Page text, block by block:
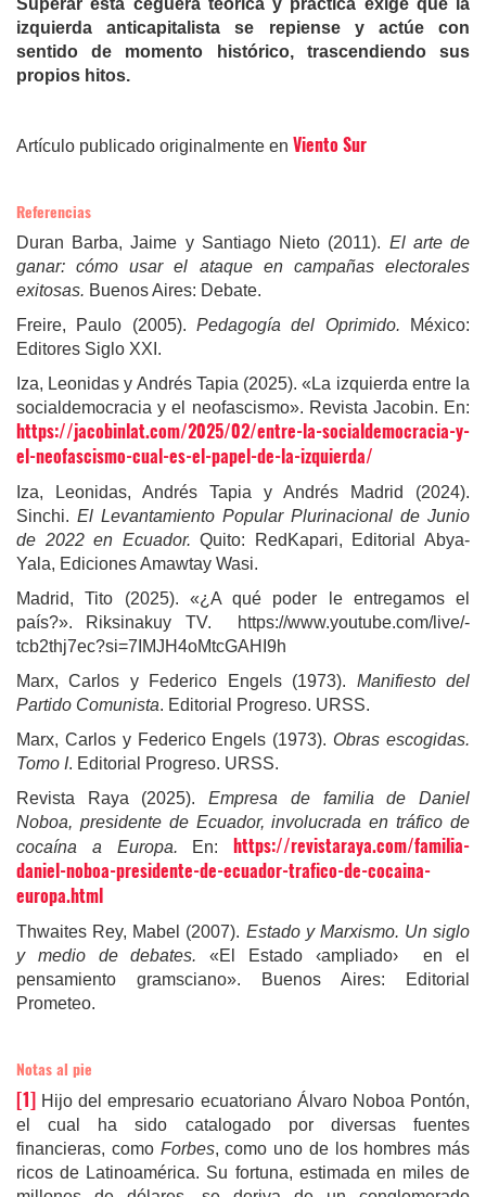
Superar esta ceguera teórica y práctica exige que la
izquierda anticapitalista se repiense y actúe con
sentido de momento histórico, trascendiendo sus
propios hitos.
Artículo publicado originalmente en Viento Sur
Referencias
Duran Barba, Jaime y Santiago Nieto (2011). El arte de
ganar: cómo usar el ataque en campañas electorales
exitosas. Buenos Aires: Debate.
Freire, Paulo (2005). Pedagogía del Oprimido.
México:
Editores Siglo XXI.
Iza, Leonidas y Andrés Tapia (2025). «La izquierda entre la
socialdemocracia y el neofascismo». Revista Jacobin. En:
https://jacobinlat.com/2025/02/entre-la-socialdemocracia-y-
el-neofascismo-cual-es-el-papel-de-la-izquierda/
Iza, Leonidas, Andrés Tapia y Andrés Madrid (2024).
Sinchi. El Levantamiento Popular Plurinacional de Junio
de 2022 en Ecuador. Quito: RedKapari, Editorial Abya-
Yala, Ediciones Amawtay Wasi.
Madrid, Tito (2025). «¿A qué poder le entregamos el
país?».
Riksinakuy TV. https://www.youtube.com/live/-
tcb2thj7ec?si=7IMJH4oMtcGAHI9h
Marx, Carlos y Federico Engels (1973). Manifiesto del
Partido Comunista. Editorial Progreso. URSS.
Marx, Carlos y Federico Engels (1973). Obras escogidas.
Tomo I. Editorial Progreso. URSS.
Revista Raya (2025).Empresa de familia de Daniel
Noboa, presidente de Ecuador, involucrada en tráfico de
cocaína a Europa. En:
https://revistaraya.com/familia-
daniel-noboa-presidente-de-ecuador-trafico-de-cocaina-
europa.html
Thwaites Rey, Mabel (2007). Estado y Marxismo. Un siglo
y medio de debates. «El Estado ‹ampliado› en el
pensamiento gramsciano». Buenos Aires: Editorial
Prometeo.
Notas al pie
[1] Hijo del empresario ecuatoriano Álvaro Noboa Pontón,
el cual
ha sido catalogado por diversas fuentes
financieras, como Forbes, como uno de los hombres más
ricos de Latinoamérica. Su fortuna, estimada en miles de